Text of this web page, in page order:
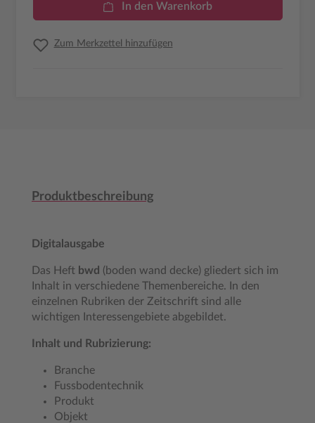
In den Warenkorb
Zum Merkzettel hinzufügen
Produktbeschreibung
Digitalausgabe
Das Heft bwd (boden wand decke) gliedert sich im
Inhalt in verschiedene Themenbereiche. In den
einzelnen Rubriken der Zeitschrift sind alle
wichtigen Interessengebiete abgebildet.
Inhalt und Rubrizierung:
Branche
Fussbodentechnik
Produkt
Objekt